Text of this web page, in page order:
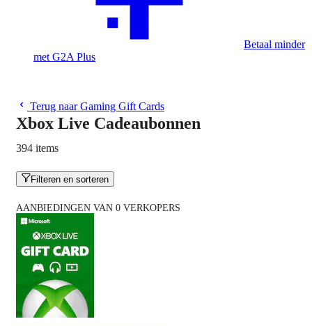
Betaal minder
met G2A Plus
Terug naar Gaming Gift Cards
Xbox Live Cadeaubonnen
394 items
Filteren en sorteren
AANBIEDINGEN VAN 0 VERKOPERS